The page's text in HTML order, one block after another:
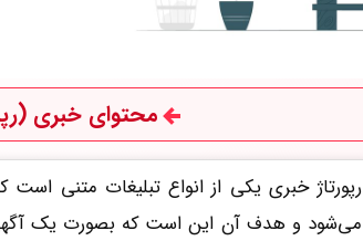
محتوای خبری
رپورتاژ خبری یکی از انواع تبلیغات متنی است
می‌شود و هدف آن این است که بصورت یک